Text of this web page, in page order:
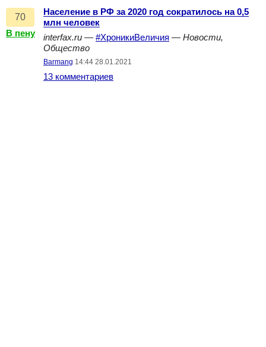
70
В пену
Население в РФ за 2020 год сократилось на 0,5
млн человек
interfax.ru — #ХроникиВеличия — Новости,
Общество
Barmang 14:44 28.01.2021
13 комментариев